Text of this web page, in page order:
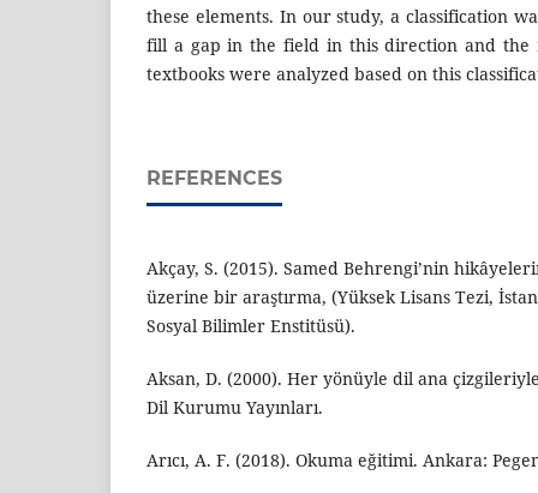
these elements. In our study, a classification
fill a gap in the field in this direction and the
textbooks were analyzed based on this
REFERENCES
Akçay, S. (2015). Samed Behrengi’nin
üzerine bir araştırma, (Yüksek Lisans Tezi,
Sosyal Bilimler Enstitüsü).
Aksan, D. (2000). Her yönüyle dil ana
Dil Kurumu Yayınları.
Arıcı, A. F. (2018). Okuma eğitimi. Ankara: